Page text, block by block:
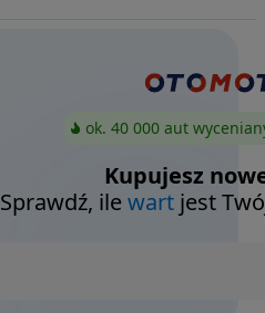
ok. 40 000 aut
Kupujesz
Sprawdź, ilewart jest